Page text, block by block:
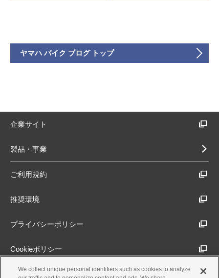
ヤマハ バイク ブログ トップ
企業サイト
製品・事業
ご利用規約
推奨環境
プライバシーポリシー
Cookieポリシー
アクセシビリティ方針
We collect unique personal identifiers such as cookies to analyze